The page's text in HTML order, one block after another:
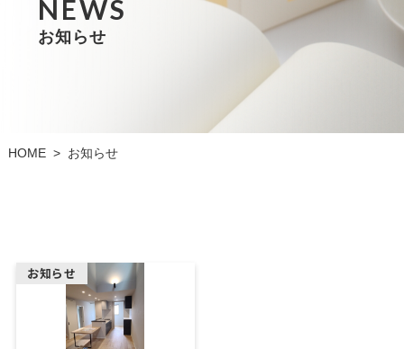
NEWS
お知らせ
HOME > お知らせ
お知らせ